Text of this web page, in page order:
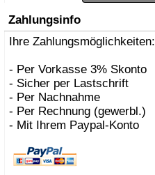
Zahlungsinfo
Ihre Zahlungsmöglichkeiten:
- Per Vorkasse 3% Skonto
- Sicher per Lastschrift
- Per Nachnahme
- Per Rechnung (gewerbl.)
- Mit Ihrem Paypal-Konto